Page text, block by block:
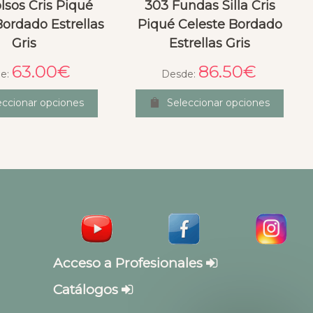
Cris Piqué
Estrellas
Gris
63.00€
opciones
303 Fundas Silla Cris
Piqué Celeste Bordado
Estrellas Gris
Desde: 86.50€
Seleccionar opciones
Acceso a Profesionales
Catálogos